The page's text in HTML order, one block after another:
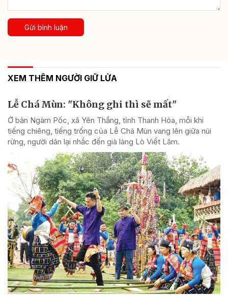
Gửi bình luận
XEM THÊM NGƯỜI GIỮ LỬA
Lễ Chá Mùn: "Không ghi thì sẽ mất"
Ở bản Ngàm Pốc, xã Yên Thắng, tỉnh Thanh Hóa, mỗi khi
tiếng chiêng, tiếng trống của Lễ Chá Mùn vang lên giữa núi
rừng, người dân lại nhắc đến già làng Lò Viết Lâm.